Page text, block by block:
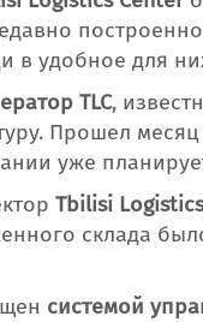
в удобное для
TLC,
Прошел
уже
Tbilisi
склада
системой